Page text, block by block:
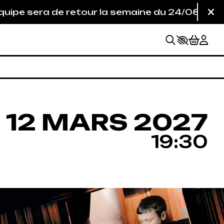
de retour la semaine du 24/08/26. Seule
12 MARS
MARS 2027
19:30